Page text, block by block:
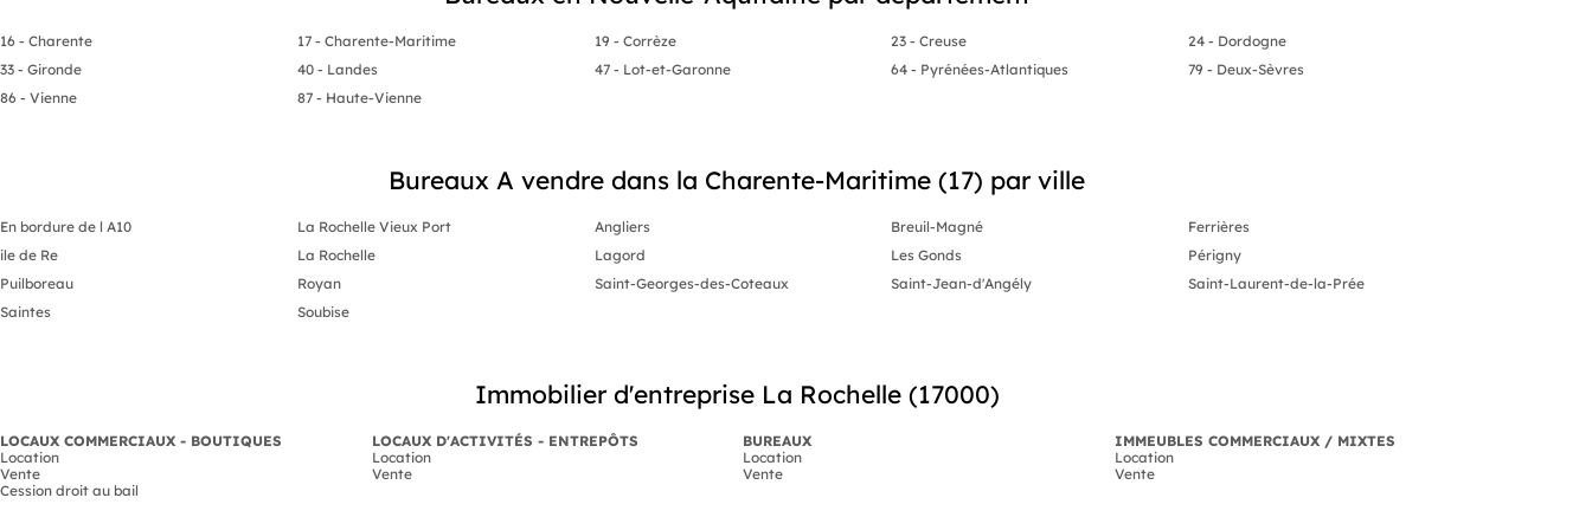
16 - Charente 17 - Charente-Maritime 19 - Corrèze 23 - Creuse
24 - Dordogne
33 - Gironde
40 - Landes 47 - Lot-et-Garonne 64 - Pyrénées-Atlantiques
79 - Deux-Sèvres
86 - Vienne
87 - Haute-Vienne
Bureaux A vendre dans la Charente-Maritime (17) par ville
En bordure de l A10 La Rochelle Vieux Port Angliers Breuil-Magné
Ferrières
ile de Re
La Rochelle Lagord Les Gonds
Périgny
Puilboreau
Royan Saint-Georges-des-Coteaux Saint-Jean-d'Angély
Saint-Laurent-de-la-Prée
Saintes
Soubise
Immobilier d'entreprise La Rochelle (17000)
LOCAUX COMMERCIAUX - BOUTIQUES
Location
Vente
Cession droit au bail
LOCAUX D'ACTIVITÉS - ENTREPÔTS
Location
Vente
BUREAUX
Location
Vente
IMMEUBLES COMMERCIAUX / MIXTES
Location
Vente